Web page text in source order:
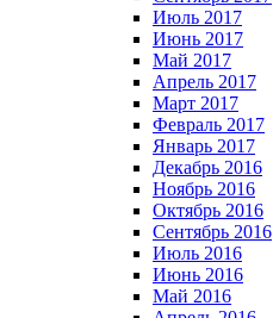
Июль 2017
Июнь 2017
Май 2017
Апрель 2017
Март 2017
Февраль 2017
Январь 2017
Декабрь 2016
Ноябрь 2016
Октябрь 2016
Сентябрь 2016
Июль 2016
Июнь 2016
Май 2016